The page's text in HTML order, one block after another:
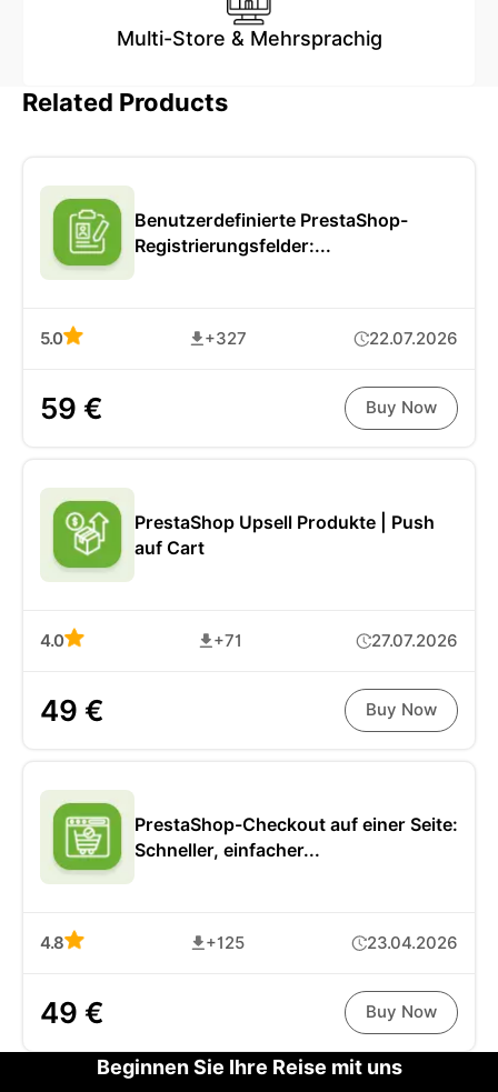
Multi-Store & Mehrsprachig
Related Products
Benutzerdefinierte PrestaShop-
Registrierungsfelder:...
5.0 +327 22.07.2026
59 € Buy Now
PrestaShop Upsell Produkte | Push
auf Cart
4.0 +71 27.07.2026
49 € Buy Now
PrestaShop-Checkout auf einer Seite:
Schneller, einfacher...
4.8 +125 23.04.2026
49 € Buy Now
Beginnen Sie Ihre Reise mit uns